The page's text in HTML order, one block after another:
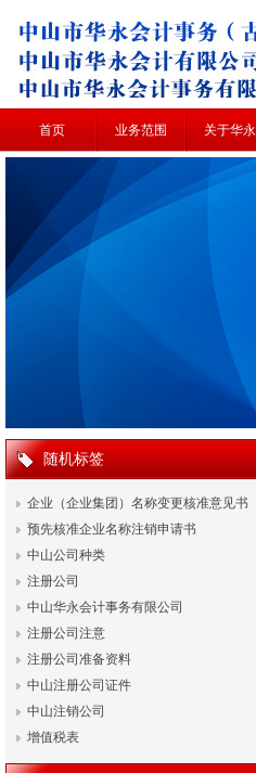
首页 业务范围 关于华永
随机标签
企业（企业集团）名称变更核准意见书
预先核准企业名称注销申请书
中山公司种类
注册公司
中山华永会计事务有限公司
注册公司注意
注册公司准备资料
中山注册公司证件
中山注销公司
增值税表